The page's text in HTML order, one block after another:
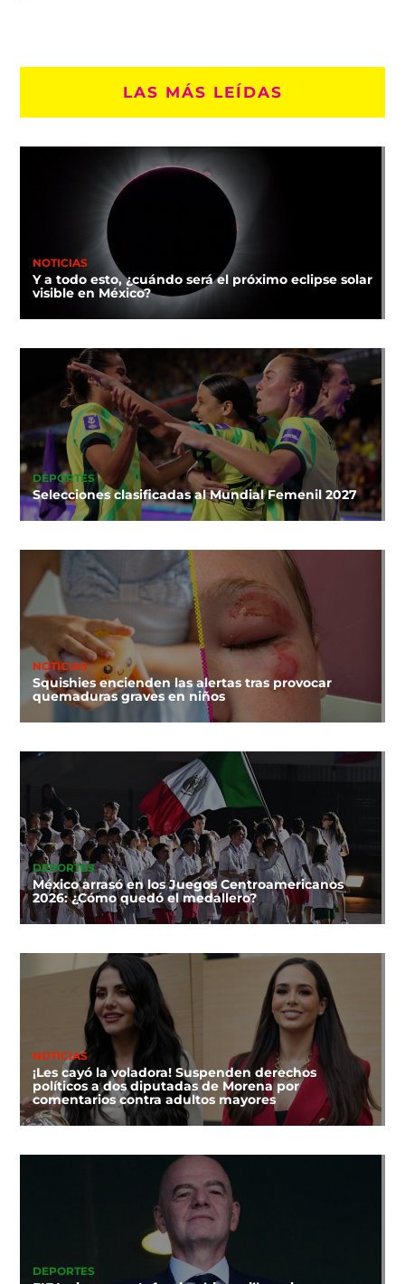
LAS MÁS LEÍDAS
NOTICIAS
Y a todo esto, ¿cuándo será el próximo eclipse solar
visible en México?
DEPORTES
Selecciones clasificadas al Mundial Femenil 2027
NOTICIAS
Squishies encienden las alertas tras provocar
quemaduras graves en niños
DEPORTES
México arrasó en los Juegos Centroamericanos
2026: ¿Cómo quedó el medallero?
NOTICIAS
¡Les cayó la voladora! Suspenden derechos
políticos a dos diputadas de Morena por
comentarios contra adultos mayores
DEPORTES